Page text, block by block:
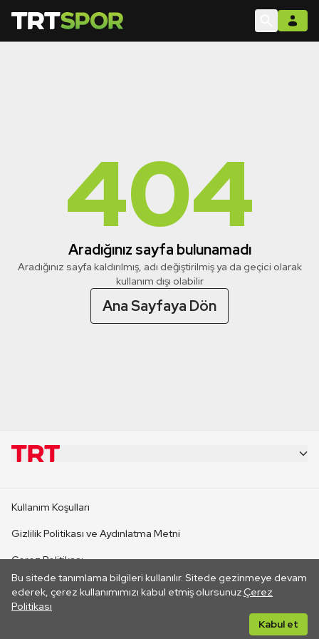
404
Aradığınız sayfa bulunamadı
Aradığınız sayfa kaldırılmış, adı değiştirilmiş ya da geçici olarak
kullanım dışı olabilir
Ana Sayfaya Dön
Bu sitede tanımlama bilgileri kullanılır. Sitede gezinmeye devam
ederek, çerez kullanımımızı kabul etmiş olursunuz.Çerez
Politikası
Kabul et
CANLI YAYINLAR
Kullanım Koşulları
Gizlilik Politikası ve Aydınlatma Metni
Çerez Politikası
İletişim
Her hakkı saklıdır. ©2026 TRT. Bağlantı yoluyla gidilen dış